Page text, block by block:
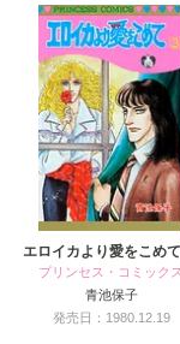
エロイカより愛をこめ
プリンセス・コミックス
青池保子
発売日：1980.12.19